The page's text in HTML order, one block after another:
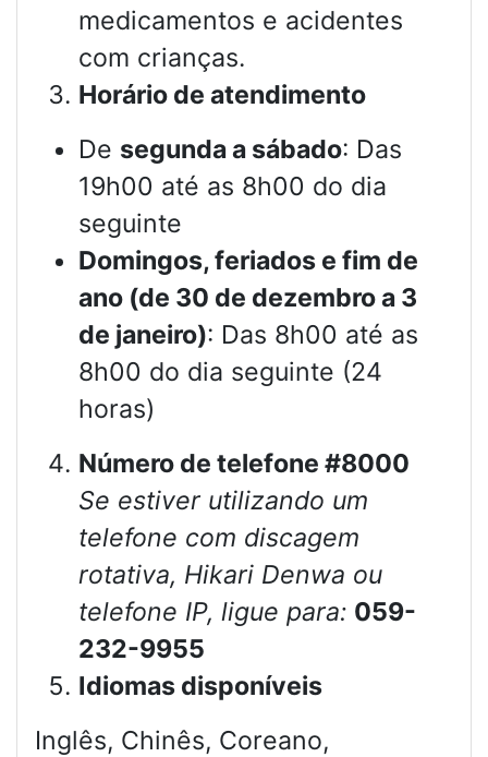
medicamentos e acidentes
com crianças.
Horário de atendimento
De segunda a sábado: Das
19h00 até as 8h00 do dia
seguinte
Domingos, feriados e fim de
ano (de 30 de dezembro a 3
de janeiro): Das 8h00 até as
8h00 do dia seguinte (24
horas)
Número de telefone #8000
Se estiver utilizando um
telefone com discagem
rotativa, Hikari Denwa ou
telefone IP, ligue para: 059-
232-9955
Idiomas disponíveis
Inglês, Chinês, Coreano,